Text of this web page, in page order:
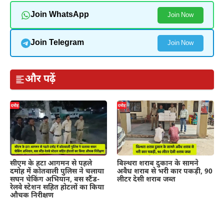
Join WhatsApp Join Now
Join Telegram Join Now
और पढ़ें
सीएम के हटा आगमन से पहले
दमोह में कोतवाली पुलिस ने चलाया
सघन चेकिंग अभियान, बस स्टैंड-
रेलवे स्टेशन सहित होटलों का किया
औचक निरीक्षण
बिल्थरा शराब दुकान के सामने
अवैध शराब से भरी कार पकड़ी, 90
लीटर देसी शराब जब्त